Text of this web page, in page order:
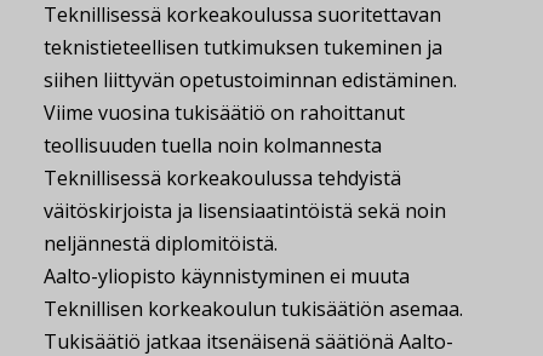
Teknillisessä korkeakoulussa suoritettavan
teknistieteellisen tutkimuksen tukeminen ja
siihen liittyvän opetustoiminnan edistäminen.
Viime vuosina tukisäätiö on rahoittanut
teollisuuden tuella noin kolmannesta
Teknillisessä korkeakoulussa tehdyistä
väitöskirjoista ja lisensiaatintöistä sekä noin
neljännestä diplomitöistä.
Aalto-yliopisto käynnistyminen ei muuta
Teknillisen korkeakoulun tukisäätiön asemaa.
Tukisäätiö jatkaa itsenäisenä säätiönä Aalto-